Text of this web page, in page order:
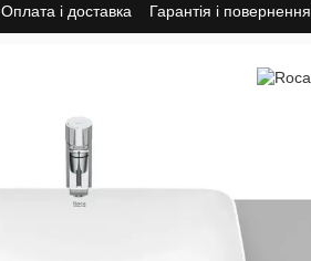
Оплата і доставка Гарантія і повернення